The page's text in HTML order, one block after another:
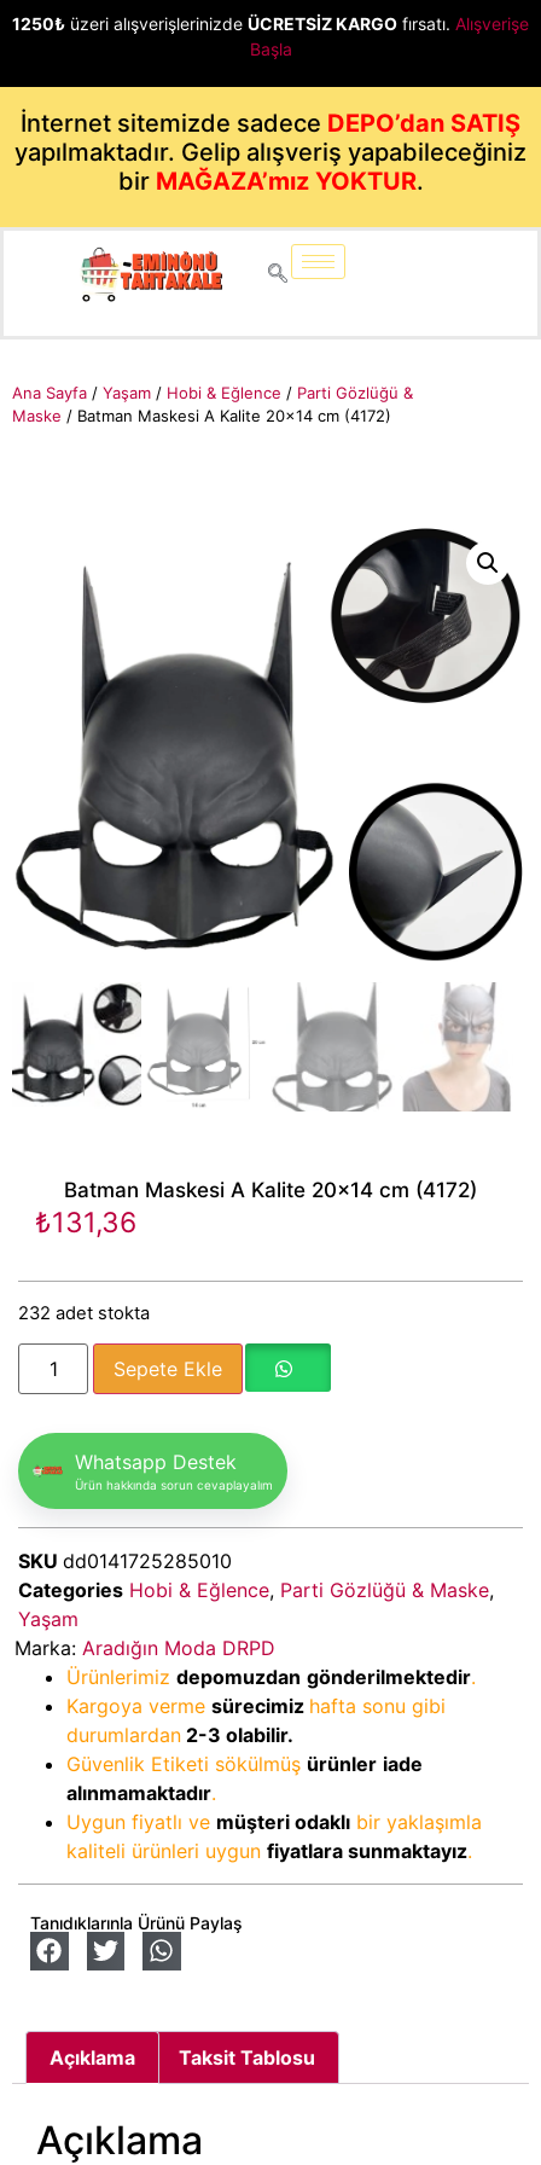
1250₺ üzeri alışverişlerinizde ÜCRETSİZ KARGO fırsatı. Alışverişe
Başla
İnternet sitemizde sadece DEPO’dan SATIŞ
yapılmaktadır. Gelip alışveriş yapabileceğiniz
bir MAĞAZA’mız YOKTUR.
Ana Sayfa / Yaşam / Hobi & Eğlence / Parti Gözlüğü &
Maske / Batman Maskesi A Kalite 20×14 cm (4172)
Batman Maskesi A Kalite 20×14 cm (4172)
₺131,36
232 adet stokta
Sepete Ekle
Whatsapp Destek
Ürün hakkında sorun cevaplayalım
SKU dd0141725285010
Categories Hobi & Eğlence, Parti Gözlüğü & Maske,
Yaşam
Marka: Aradığın Moda DRPD
Ürünlerimiz depomuzdan gönderilmektedir.
Kargoya verme sürecimiz hafta sonu gibi
durumlardan 2-3 olabilir.
Güvenlik Etiketi sökülmüş ürünler iade
alınmamaktadır.
Uygun fiyatlı ve müşteri odaklı bir yaklaşımla
kaliteli ürünleri uygun fiyatlara sunmaktayız.
Tanıdıklarınla Ürünü Paylaş
Açıklama Taksit Tablosu
Açıklama